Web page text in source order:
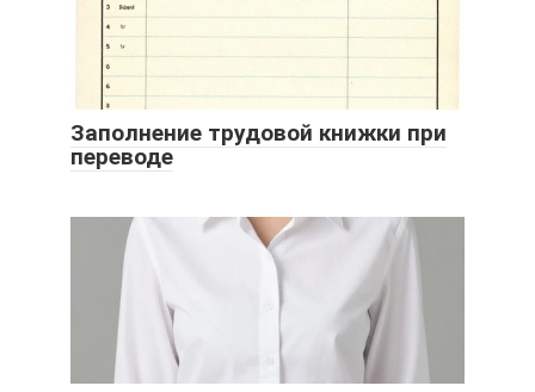
Заполнение трудовой книжки при
переводе